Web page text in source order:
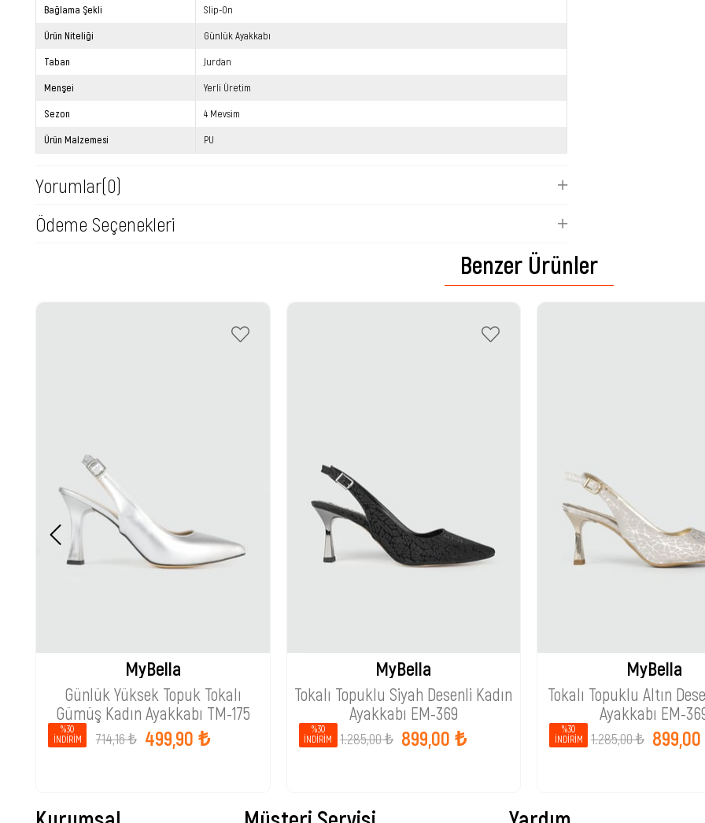
Bağlama Şekli Slip-On
Ürün Niteliği Günlük Ayakkabı
Taban Jurdan
Menşei Yerli Üretim
Sezon 4 Mevsim
Ürün Malzemesi PU
Yorumlar(0)
Ödeme Seçenekleri
Benzer Ürünler
MyBella
Günlük Yüksek Topuk Tokalı
Gümüş Kadın Ayakkabı TM-175
499,90 ₺
714,16 ₺
%30
İNDIRIM
MyBella
Tokalı Topuklu Siyah Desenli Kadın
Ayakkabı EM-369
899,00 ₺
1.285,00 ₺
%30
İNDIRIM
MyBella
Tokalı Topuklu Altın
Ayakkabı EM-
1.285,00 ₺
%30
İNDIRIM